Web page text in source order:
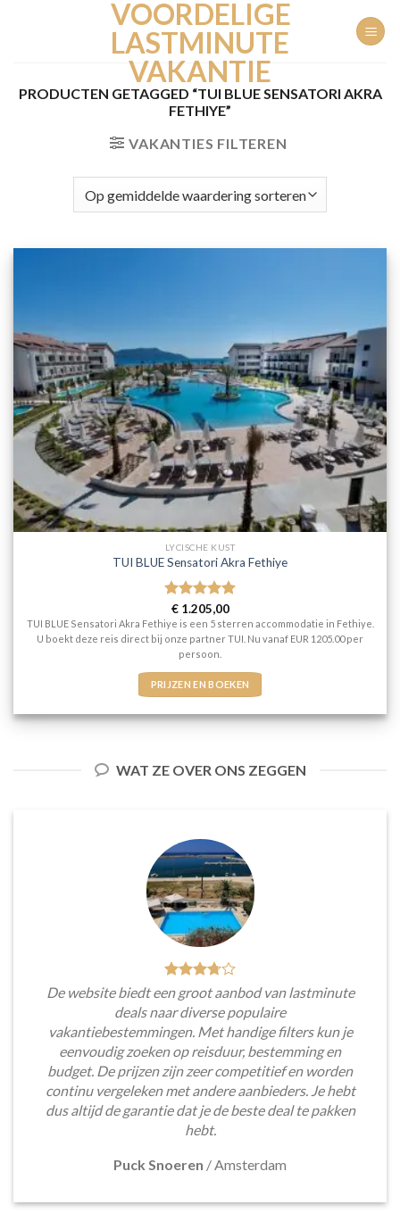
VOORDELIGE
LASTMINUTE
VAKANTIE
PRODUCTEN GETAGGED “TUI BLUE SENSATORI AKRA
FETHIYE”
VAKANTIES FILTEREN
LYCISCHE KUST
TUI BLUE Sensatori Akra Fethiye
Gewaardeerd
5uit 5
€1.205,00
TUI BLUE Sensatori Akra Fethiye is een 5 sterren accommodatie in Fethiye.
U boekt deze reis direct bij onze partner TUI. Nu vanaf EUR 1205.00 per
persoon.
PRIJZEN EN BOEKEN
WAT ZE OVER ONS ZEGGEN
De website biedt een groot aanbod van lastminute
deals naar diverse populaire
vakantiebestemmingen. Met handige filters kun je
eenvoudig zoeken op reisduur, bestemming en
budget. De prijzen zijn zeer competitief en worden
continu vergeleken met andere aanbieders. Je hebt
dus altijd de garantie dat je de beste deal te pakken
hebt.
Puck Snoeren /Amsterdam